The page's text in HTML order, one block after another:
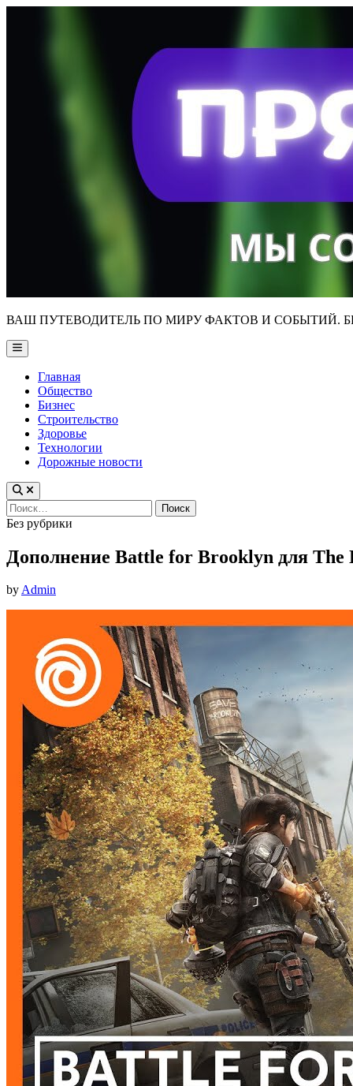
ВАШ ПУТЕВОДИТЕЛЬ ПО МИРУ ФАКТОВ И СОБЫТИЙ.
Main
Menu
Главная
Общество
Бизнес
Строительство
Здоровье
Технологии
Дорожные новости
Найти:
Posted
Без рубрики
Дополнение Battle for Brooklyn для The
byAdmin